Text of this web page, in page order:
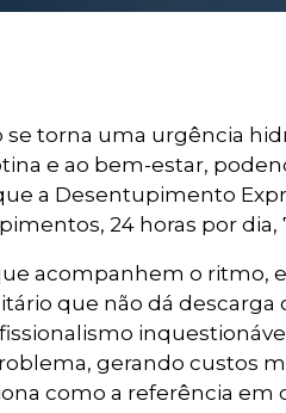
se torna uma urgência
e ao bem-estar,
a Desentupimento
24 horas por dia,
acompanhem o ritmo,
que não dá
gerando custos
como a referência